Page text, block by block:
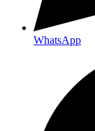
WhatsApp